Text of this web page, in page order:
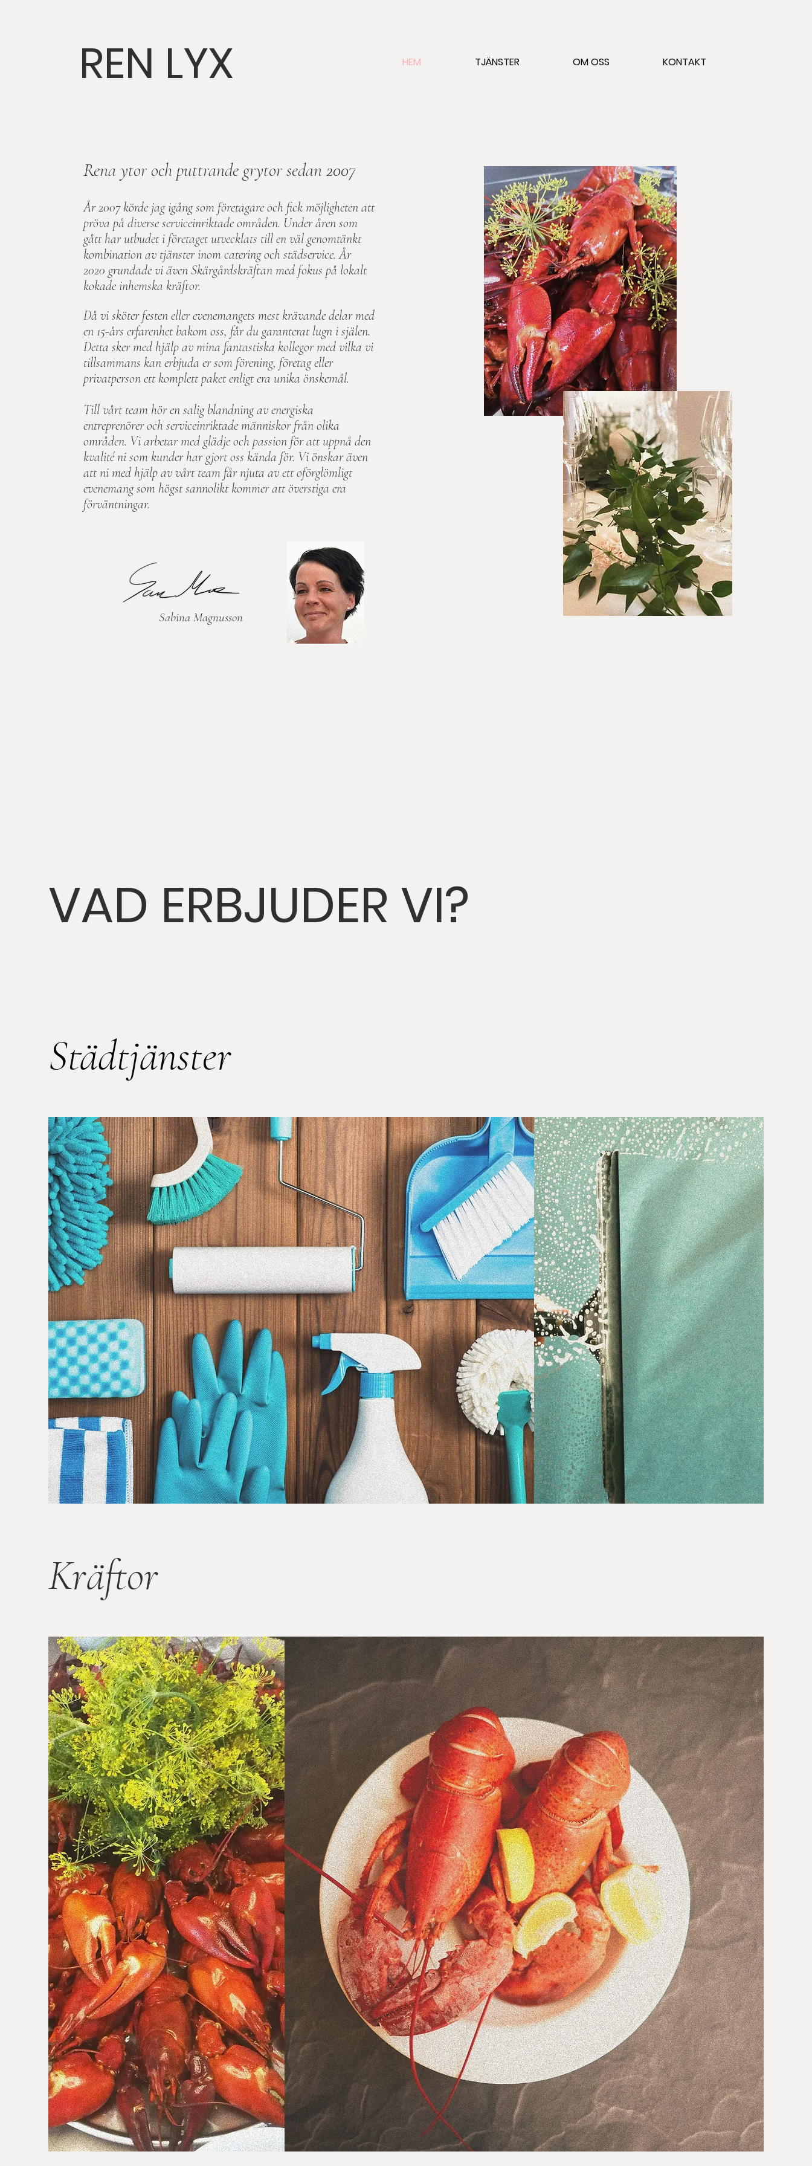
REN LYX HEM TJÄNSTER OM OSS KONTAKT
Rena ytor och puttrande grytor sedan 2007
År 2007 körde jag igång som företagare och fick möjligheten att
pröva på diverse serviceinriktade områden. Under åren som
gått har utbudet i företaget utvecklats till en väl genomtänkt
kombination av tjänster inom catering och städservice. År
2020 grundade vi även Skärgårdskräftan med fokus på lokalt
kokade inhemska kräftor.
Då vi sköter festen eller evenemangets mest krävande delar med
en 15-års erfarenhet bakom oss, får du garanterat lugn i själen.
Detta sker med hjälp av mina fantastiska kollegor med vilka vi
tillsammans kan erbjuda er som förening, företag eller
privatperson ett komplett paket enligt era unika önskemål.
Till vårt team hör en salig blandning av energiska
entreprenörer och serviceinriktade människor från olika
områden. Vi arbetar med glädje och passion för att uppnå den
kvalité ni som kunder har gjort oss kända för. Vi önskar även
att ni med hjälp av vårt team får njuta av ett oförglömligt
evenemang som högst sannolikt kommer att överstiga era
förväntningar.
Sabina Magnusson
VAD ERBJUDER VI?
Städtjänster
Kräftor